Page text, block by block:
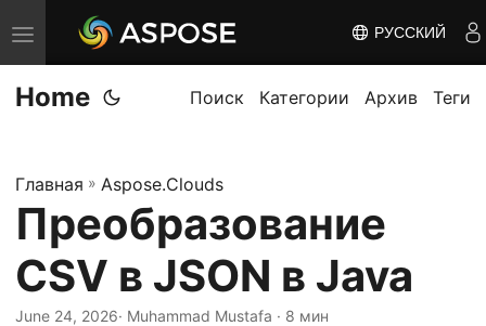
П
е
р
л
ю
и
т
РУССКИЙ
Home Поиск Категории Архив Теги
Главная » Aspose.Clouds
Преобразование
CSV в JSON в Java
June 24, 2026· Muhammad Mustafa · 8 мин